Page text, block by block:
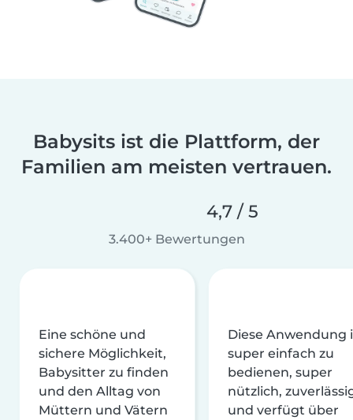
Babysits ist die Plattform, der
Familien am meisten vertrauen.
4,7 / 5
3.400+ Bewertungen
Eine schöne und
sichere Möglichkeit,
Babysitter zu finden
und den Alltag von
Müttern und Vätern
Diese Anwendung
super einfach zu
bedienen, super
nützlich,
und verfügt über